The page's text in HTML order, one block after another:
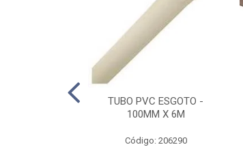
TUBO PVC ESGOTO -
100MM X 6M
Código: 206290